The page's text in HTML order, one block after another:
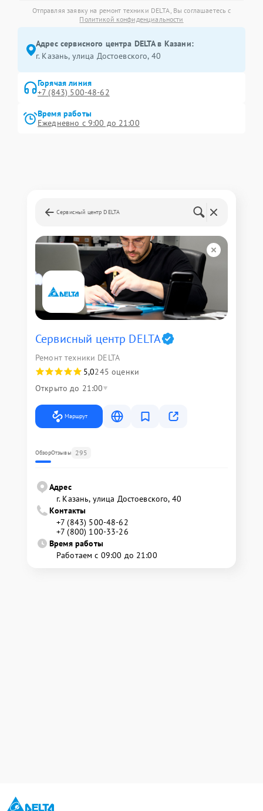
Отправляя заявку на ремонт техники DELTA, Вы соглашаетесь с
Политикой конфиденциальности
Адрес сервисного центра DELTA в Казани:
г. Казань, улица Достоевского, 40
Горячая линия
+7 (843) 500-48-62
Время работы
Ежедневно с 9:00 до 21:00
Сервисный центр DELTA
Сервисный центр DELTA
Ремонт техники DELTA
5,0245 оценки
Открыто до 21:00
Маршрут
ОбзорОтзывы 295
Адрес
г. Казань, улица Достоевского, 40
Контакты
+7 (843) 500-48-62
+7 (800) 100-33-26
Время работы
Работаем с 09:00 до 21:00